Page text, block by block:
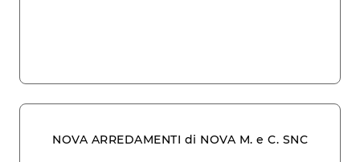
NOVA ARREDAMENTI di NOVA M. e C. SNC